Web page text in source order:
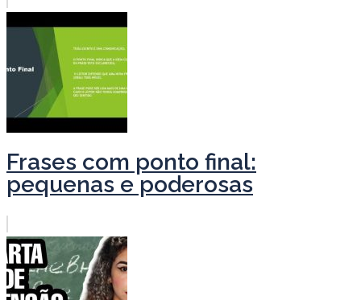
Frases com ponto final:
pequenas e poderosas